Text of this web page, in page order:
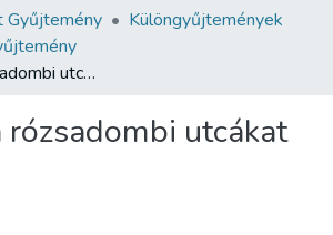
Gyűjtemény
Különgyűjtemények
Elrontják a rózsadombi utcákat
rózsadombi utcákat